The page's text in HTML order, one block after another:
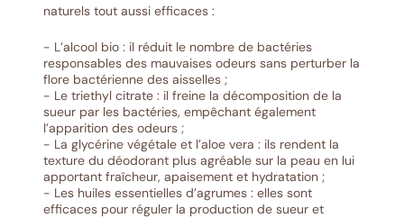
naturels tout aussi efficaces :
- L’alcool bio : il réduit le nombre de bactéries
responsables des mauvaises odeurs sans perturber la
flore bactérienne des aisselles ;
- Le triethyl citrate : il freine la décomposition de la
sueur par les bactéries, empêchant également
l’apparition des odeurs ;
- La glycérine végétale et l’aloe vera : ils rendent la
texture du déodorant plus agréable sur la peau en lui
apportant fraîcheur, apaisement et hydratation ;
- Les huiles essentielles d’agrumes : elles sont
efficaces pour réguler la production de sueur et